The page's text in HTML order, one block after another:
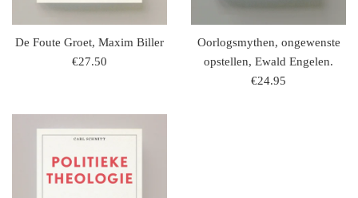
De Foute Groet, Maxim Biller
regulaire
€27.50
Oorlogsmythen, ongewenste
opstellen, Ewald Engelen.
regulaire
€24.95